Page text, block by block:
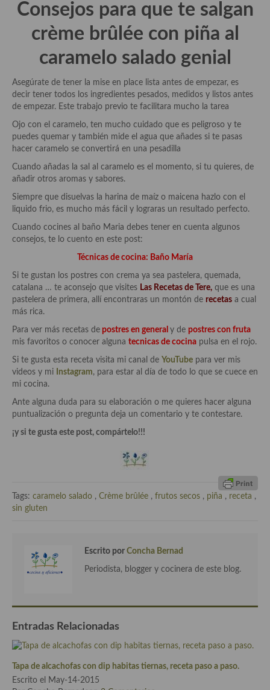
Cocina Azerí (Azerbaiyán)
Cocina de Egipto
Cocina de Tunez
Cocina Oriental
Cocina Tailandesa
Cocina Japonesa
Cocina Vietnamita
Cocina camboyana
Cocina Coreana
Cocina HIndú
Cocina del Pacifico
Cocina filipina
Cocina de Madagascar
Cocina Africana
Cocina del Congo
Cocina callejera
Cocina Andaluza
Cocina Canaria
Cocina Castellana
Consejos para que te salgan
crème brûlée con piña al
caramelo salado genial
Asegúrate de tener la mise en place lista antes de empezar, es
decir tener todos los ingredientes pesados, medidos y listos antes
de empezar. Este trabajo previo te facilitara mucho la tarea
Ojo con el caramelo, ten mucho cuidado que es peligroso y te
puedes quemar y también mide el agua que añades si te pasas
hacer caramelo se convertirá en una pesadilla
Cuando añadas la sal al caramelo es el momento, si tu quieres, de
añadir otros aromas y sabores.
Siempre que disuelvas la harina de maíz o maicena hazlo con el
liquido frio, es mucho más fácil y lograras un resultado perfecto.
Cuando cocines al baño Maria debes tener en cuenta algunos
consejos, te lo cuento en este post:
Técnicas de cocina: Baño María
Si te gustan los postres con crema ya sea pastelera, quemada,
catalana … te aconsejo que visites Las Recetas de Tere, que es una
pastelera de primera, allí encontraras un montón de recetas a cual
más rica.
Para ver más recetas de postres en general y de postres con fruta
mis favoritos o conocer alguna tecnicas de cocina pulsa en el rojo.
Si te gusta esta receta visita mi canal de YouTube para ver mis
videos y mi
Instagram, para estar al día de todo lo que se cuece en
mi cocina.
Ante alguna duda para su elaboración o me quieres hacer alguna
puntualización o pregunta deja un comentario y te contestare.
¡y si te gusta este post, compártelo!!!
Tags: caramelo salado , Crème brûlée , frutos secos , piña , receta ,
sin gluten
Escrito por Concha Bernad
Periodista, blogger y cocinera de este blog.
Entradas Relacionadas
Tapa de alcachofas con dip habitas tiernas, receta paso a paso.
Escrito el May-14-2015